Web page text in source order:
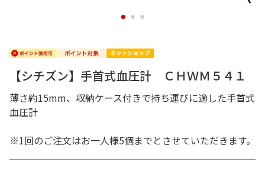
1 2 3
【シチズン】手首式血圧計 ＣＨＷＭ５４１
薄さ約15mm、収納ケース付きで持ち運びに適した手首式
血圧計
※1回のご注文はお一人様5個までとさせていただきます。